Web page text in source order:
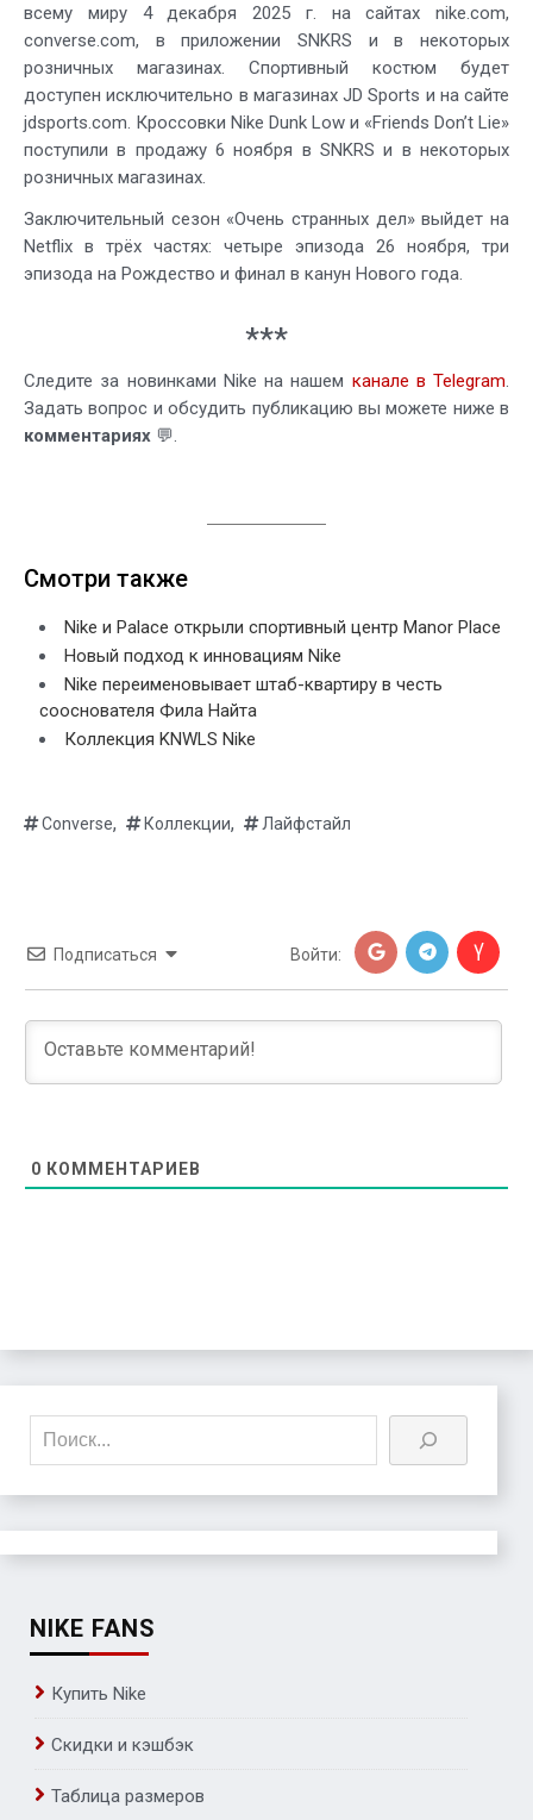
всему миру 4 декабря 2025 г. на сайтах nike.com,
converse.com, в приложении SNKRS и в некоторых
розничных магазинах. Спортивный костюм будет
доступен исключительно в магазинах JD Sports и на сайте
jdsports.com. Кроссовки Nike Dunk Low и «Friends Don’t Lie»
поступили в продажу 6 ноября в SNKRS и в некоторых
розничных магазинах.
Заключительный сезон «Очень странных дел» выйдет на
Netflix в трёх частях: четыре эпизода 26 ноября, три
эпизода на Рождество и финал в канун Нового года.
***
Следите за новинками Nike на нашем канале в Telegram.
Задать вопрос и обсудить публикацию вы можете ниже в
комментариях 💬.
Смотри также
Nike и Palace открыли спортивный центр Manor Place
Новый подход к инновациям Nike
Nike переименовывает штаб-квартиру в честь
сооснователя Фила Найта
Коллекция KNWLS Nike
Converse, Коллекции, Лайфстайл
Подписаться Войти:
0 КОММЕНТАРИЕВ
Поиск
NIKE FANS
Купить Nike
Скидки и кэшбэк
Таблица размеров